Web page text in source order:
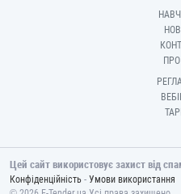
Цей сайт використовує захист від
Конфіденційність - Умови використання